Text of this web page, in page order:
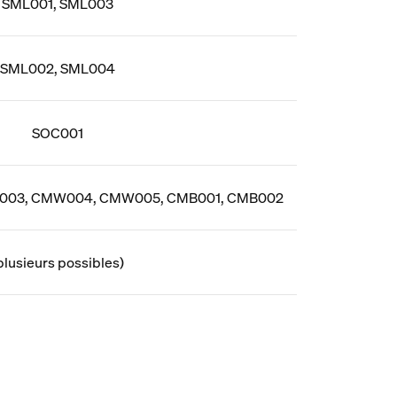
SML002, SML004
SOC001
CMW004, CMW005, CMB001, CMB002
possibles)